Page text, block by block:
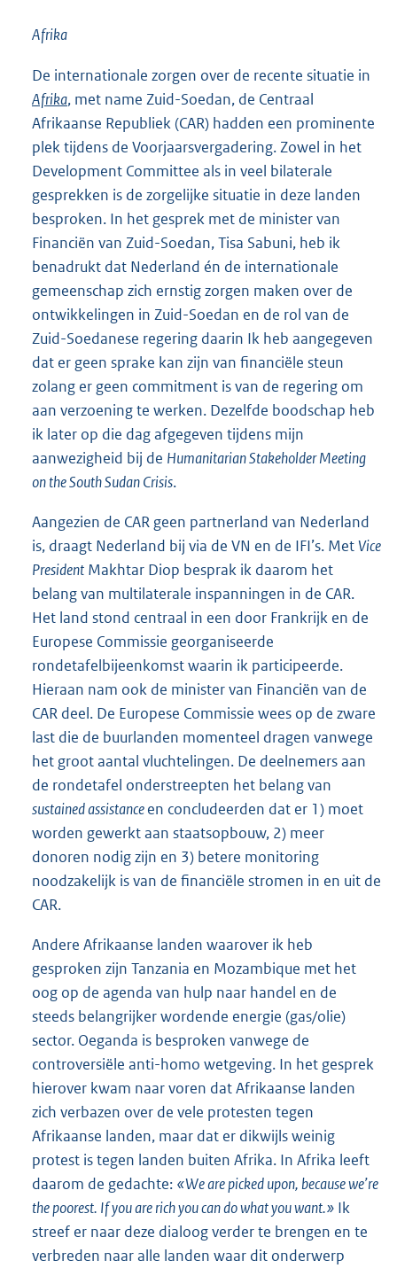
Afrika
De internationale zorgen over de recente situatie in
Afrika, met name Zuid-Soedan, de Centraal
Afrikaanse Republiek (CAR) hadden een prominente
plek tijdens de Voorjaarsvergadering. Zowel in het
Development Committee als in veel bilaterale
gesprekken is de zorgelijke situatie in deze landen
besproken. In het gesprek met de minister van
Financiën van Zuid-Soedan, Tisa Sabuni, heb ik
benadrukt dat Nederland én de internationale
gemeenschap zich ernstig zorgen maken over de
ontwikkelingen in Zuid-Soedan en de rol van de
Zuid-Soedanese regering daarin Ik heb aangegeven
dat er geen sprake kan zijn van financiële steun
zolang er geen commitment is van de regering om
aan verzoening te werken. Dezelfde boodschap heb
ik later op die dag afgegeven tijdens mijn
aanwezigheid bij de Humanitarian Stakeholder Meeting
on the South Sudan Crisis.
Aangezien de CAR geen partnerland van Nederland
is, draagt Nederland bij via de VN en de IFI’s. MetVice
President Makhtar Diop besprak ik daarom het
belang van multilaterale inspanningen in de CAR.
Het land stond centraal in een door Frankrijk en de
Europese Commissie georganiseerde
rondetafelbijeenkomst waarin ik participeerde.
Hieraan nam ook de minister van Financiën van de
CAR deel. De Europese Commissie wees op de zware
last die de buurlanden momenteel dragen vanwege
het groot aantal vluchtelingen. De deelnemers aan
de rondetafel onderstreepten het belang van
sustained assistanceen concludeerden dat er 1) moet
worden gewerkt aan staatsopbouw, 2) meer
donoren nodig zijn en 3) betere monitoring
noodzakelijk is van de financiële stromen in en uit de
CAR.
Andere Afrikaanse landen waarover ik heb
gesproken zijn Tanzania en Mozambique met het
oog op de agenda van hulp naar handel en de
steeds belangrijker wordende energie (gas/olie)
sector. Oeganda is besproken vanwege de
controversiële anti-homo wetgeving. In het gesprek
hierover kwam naar voren dat Afrikaanse landen
zich verbazen over de vele protesten tegen
Afrikaanse landen, maar dat er dikwijls weinig
protest is tegen landen buiten Afrika. In Afrika leeft
daarom de gedachte: «We are picked upon, because we’re
the poorest. If you are rich you can do what you want.» Ik
streef er naar deze dialoog verder te brengen en te
verbreden naar alle landen waar dit onderwerp